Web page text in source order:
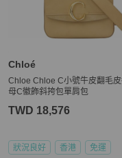
Chloé
Chloe Chloe C小號牛皮翻毛
母C徽飾斜挎包單肩包
TWD 18,576
狀況良好 香港 免運